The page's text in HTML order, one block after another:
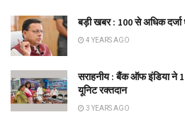
बड़ी खबर : 100 से अधिक दर्जा
4 YEARS AGO
सराहनीय : बैंक ऑफ इंडिया ने
यूनिट रक्तदान
3 YEARS AGO